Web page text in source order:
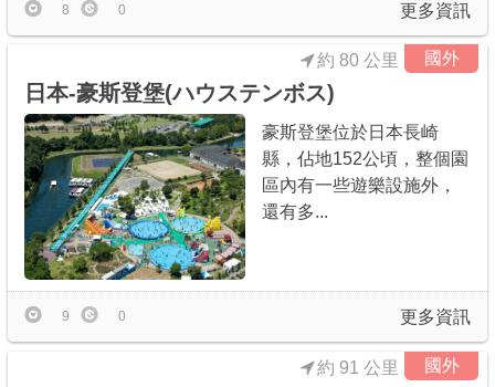
更多資訊
8 0
國外
約 80 公里
日本-豪斯登堡(ハウステンボス)
豪斯登堡位於日本長崎
縣，佔地152公頃，整個園
區內有一些遊樂設施外，
還有多...
更多資訊
9 0
國外
約 91 公里